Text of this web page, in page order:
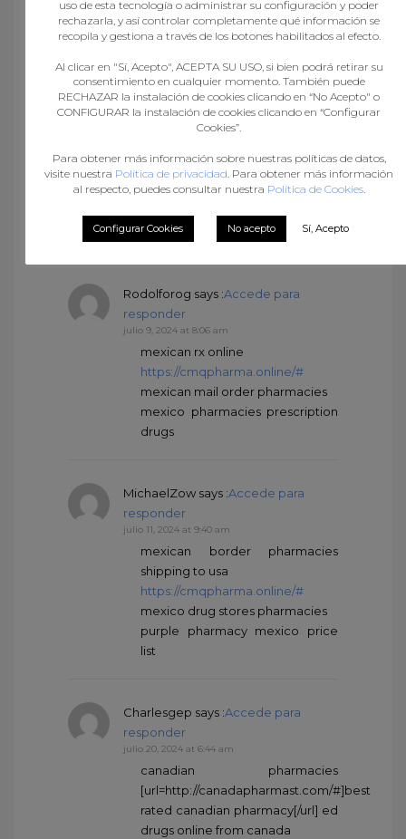
responder
junio 24, 2024 at 11:51 pm
up 141 casino
Accede para responder
mexican border pharmacies
shipping to usa:mexican
pharmacy mexico price list
Rodolforog says :Accede para
responder
julio 9, 2024 at 8:06 am
mexican rx online
https://cmqpharma.online/#
mexican mail order pharmacies
mexico pharmacies prescription
drugs
MichaelZow says :Accede para
responder
julio 11, 2024 at 9:40 am
mexican border pharmacies
shipping to usa
https://cmqpharma.online/#
mexico drug stores pharmacies
purple pharmacy mexico price
list
Charlesgep says :Accede para
responder
julio 20, 2024 at 6:44 am
canadian pharmacies
[url=http://canadapharmast.com/#]best
rated canadian pharmacy[/url] ed
drugs online from canada
uso de esta tecnología o administrar su configuración y poder
rechazarla, y así controlar completamente qué información se
recopila y gestiona a través de los botones habilitados al efecto.
Al clicar en "Sí, Acepto", ACEPTA SU USO, si bien podrá retirar su
consentimiento en cualquier momento. También puede
RECHAZAR la instalación de cookies clicando en “No Acepto" o
CONFIGURAR la instalación de cookies clicando en “Configurar
Cookies”.
Para obtener más información sobre nuestras políticas de datos,
visite nuestra Política de privacidad . Para obtener más información
al respecto, puedes consultar nuestra Política de Cookies.
Configurar Cookies No acepto Sí, Acepto